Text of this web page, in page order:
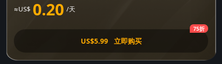
≈US$ 0.20 /天
US$5.99 立即购买
75折